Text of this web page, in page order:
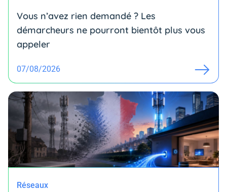
Vous n’avez rien demandé ? Les
démarcheurs ne pourront bientôt plus vous
appeler
07/08/2026
Réseaux